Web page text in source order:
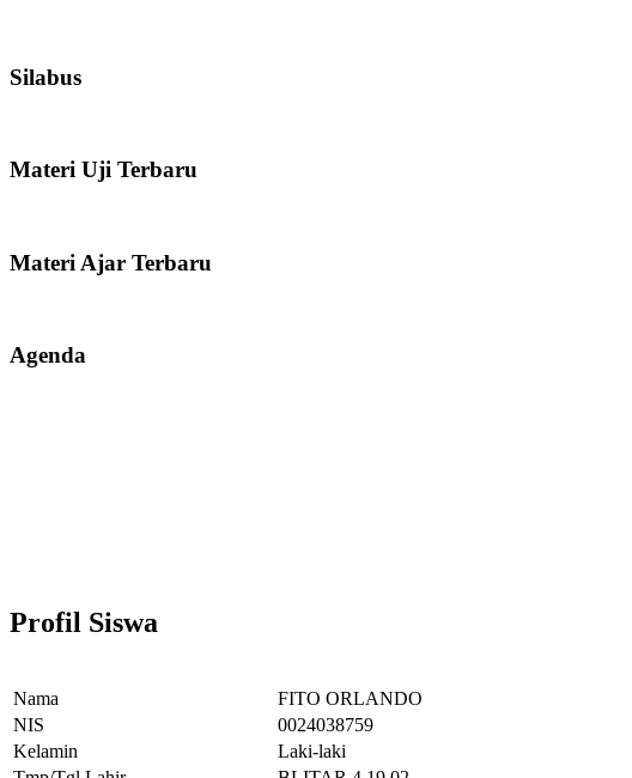
Silabus
Materi Uji Terbaru
Materi Ajar Terbaru
Agenda
Profil Siswa
Nama
FITO ORLANDO
NIS
0024038759
Kelamin
Laki-laki